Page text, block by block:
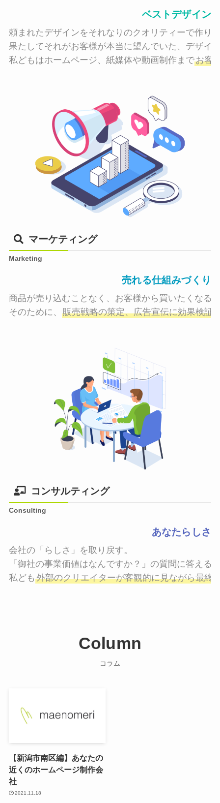
ベストデザイン
頼まれたデザインをそれなりのクオリティーで作り
果たしてそれがお客様が本当に望んでいた、デザイ
私どもはホームページ、紙媒体や動画制作までお客
マーケティング
Marketing
売れる仕組みづくり
商品が売り込むことなく、お客様から買いたくなる
そのために、 販売戦略の策定、広告宣伝に効果検証
コンサルティング
Consulting
あなたらしさ
会社の「らしさ」を取り戻す。
「御社の事業価値はなんですか？」の質問に答える
私ども 外部のクリエイターが客観的に見ながら最終
Column
コラム
【新潟市南区編】あなたの
近くのホームページ制作会
社
2021.11.18